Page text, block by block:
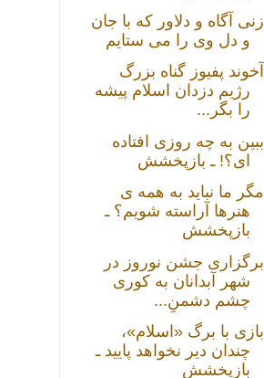
زنی آگاه و دلاور که با جان
و دل وی را می ستایم
آخوند پفیوز گناه بزرگ
رژیم دزدان اسلام پیشه
را بگر...
ببین به چه روزی افتاده
ای؟! ـ بازپخشش
مگر ما نباید به همه ی
هنرها آراسته شویم؟ ـ
بازپخشش
برگزاری جشن نوروز در
شهر آبدانان به کوری
چشم دشمنِ...
بازی با برگ «اسلام»،
چندان دیر نخواهد پایید ـ
بازپخشش